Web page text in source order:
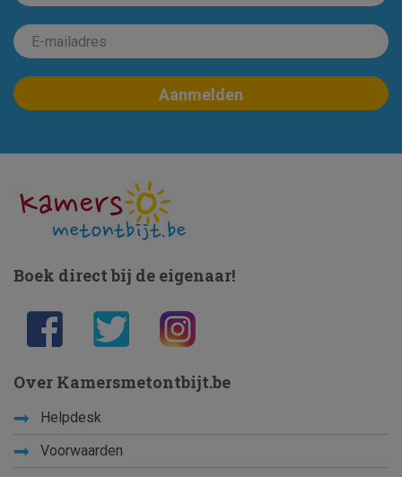
Boek direct bij de eigenaar!
Over Kamersmetontbijt.be
Helpdesk
Voorwaarden